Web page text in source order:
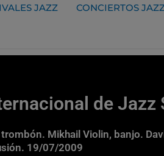
JAZZ CONCIERTOS
de
Mikhail Violin, banjo.
19/07/2009